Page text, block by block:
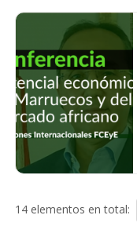
14 elementos en total: